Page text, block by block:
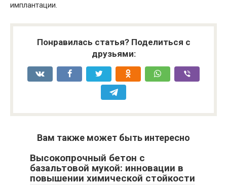
имплантации.
Понравилась статья? Поделиться с
друзьями:
Вам также может быть интересно
Высокопрочный бетон с
базальтовой мукой: инновации в
повышении химической стойкости